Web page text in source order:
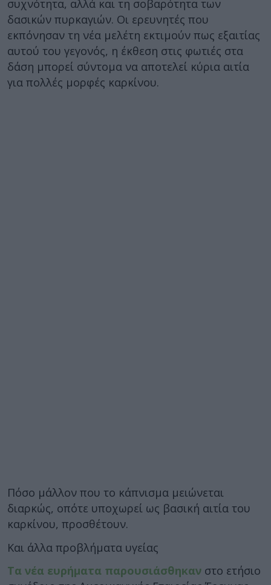
συχνότητα, αλλά και τη σοβαρότητα των
δασικών πυρκαγιών. Οι ερευνητές που
εκπόνησαν τη νέα μελέτη εκτιμούν πως εξαιτίας
αυτού του γεγονός, η έκθεση στις φωτιές στα
δάση μπορεί σύντομα να αποτελεί κύρια αιτία
για πολλές μορφές καρκίνου.
Πόσο μάλλον που το κάπνισμα μειώνεται
διαρκώς, οπότε υποχωρεί ως βασική αιτία του
καρκίνου, προσθέτουν.
Και άλλα προβλήματα υγείας
Τα νέα ευρήματα παρουσιάσθηκαν στο ετήσιο